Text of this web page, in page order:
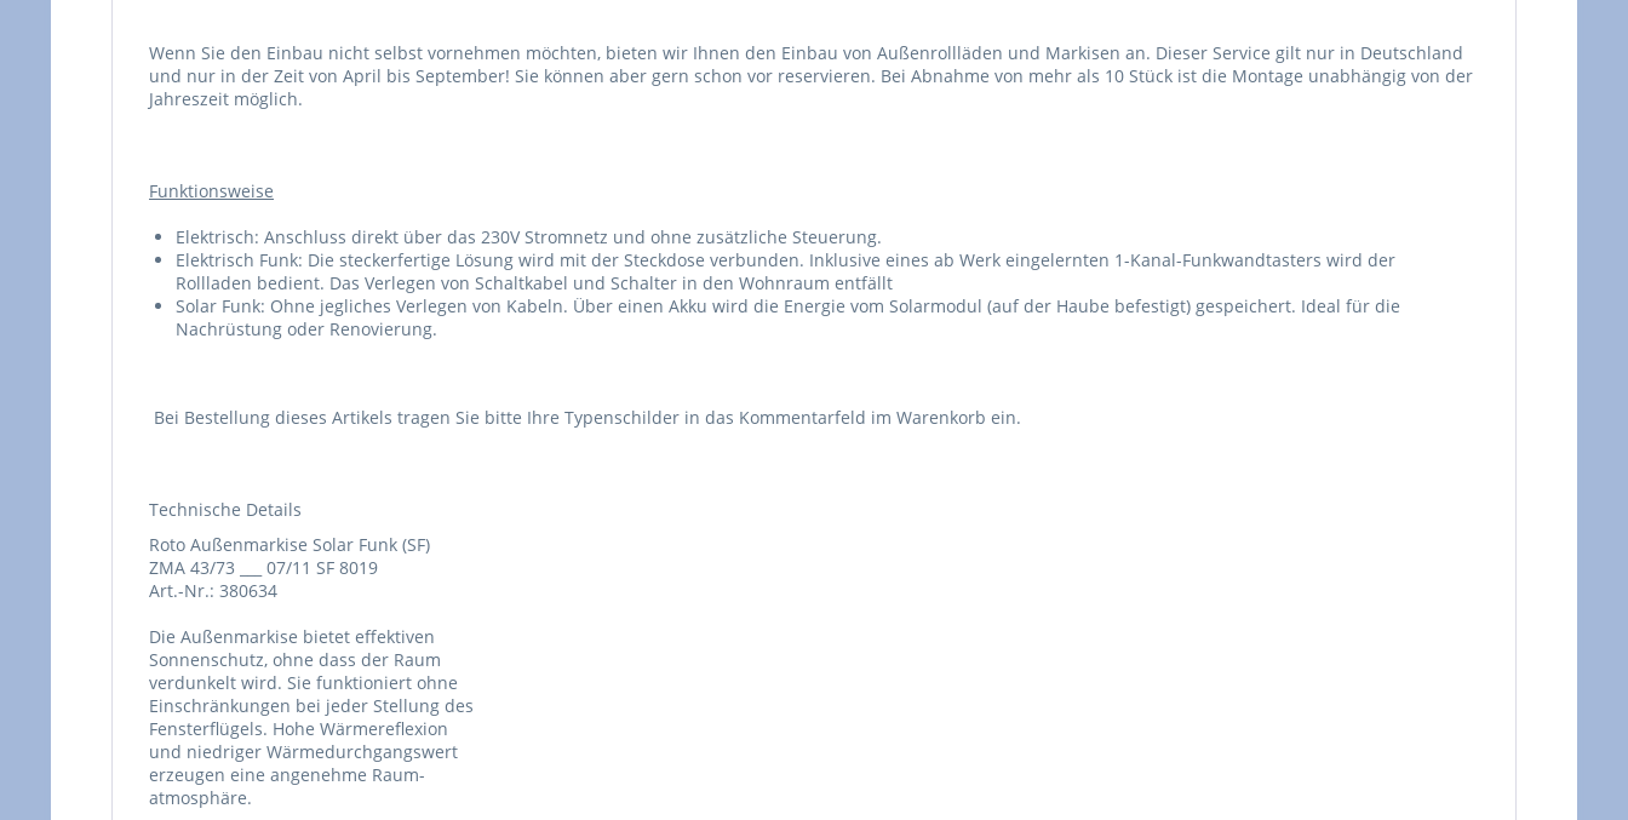
Wenn Sie den Einbau nicht selbst vornehmen möchten, bieten wir Ihnen den Einbau von Außenrollläden und Markisen an. Dieser Service gilt nur in Deutschland
und nur in der Zeit von April bis September! Sie können aber gern schon vor reservieren. Bei Abnahme von mehr als 10 Stück ist die Montage unabhängig von der
Jahreszeit möglich.
Funktionsweise
Elektrisch: Anschluss direkt über das 230V Stromnetz und ohne zusätzliche Steuerung.
Elektrisch Funk: Die steckerfertige Lösung wird mit der Steckdose verbunden. Inklusive eines ab Werk eingelernten 1-Kanal-Funkwandtasters wird der
Rollladen bedient. Das Verlegen von Schaltkabel und Schalter in den Wohnraum entfällt
Solar Funk: Ohne jegliches Verlegen von Kabeln. Über einen Akku wird die Energie vom Solarmodul (auf der Haube befestigt) gespeichert. Ideal für die
Nachrüstung oder Renovierung.
Bei Bestellung dieses Artikels tragen Sie bitte Ihre Typenschilder in das Kommentarfeld im Warenkorb ein.
Technische Details
Roto Außenmarkise Solar Funk (SF)
ZMA 43/73 ___ 07/11 SF 8019
Art.-Nr.: 380634
Die Außenmarkise bietet effektiven
Sonnenschutz, ohne dass der Raum
verdunkelt wird. Sie funktioniert ohne
Einschränkungen bei jeder Stellung des
Fensterflügels. Hohe Wärmereflexion
und niedriger Wärmedurchgangswert
erzeugen eine angenehme Raum-
atmosphäre.